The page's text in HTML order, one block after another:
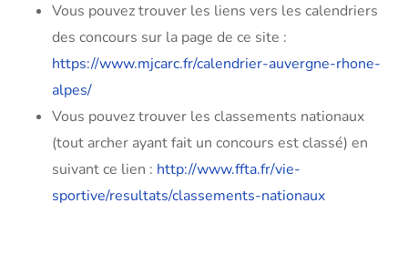
Vous pouvez trouver les liens vers les calendriers
des concours sur la page de ce site :
https://www.mjcarc.fr/calendrier-auvergne-rhone-
alpes/
Vous pouvez trouver les classements nationaux
(tout archer ayant fait un concours est classé) en
suivant ce lien : http://www.ffta.fr/vie-
sportive/resultats/classements-nationaux